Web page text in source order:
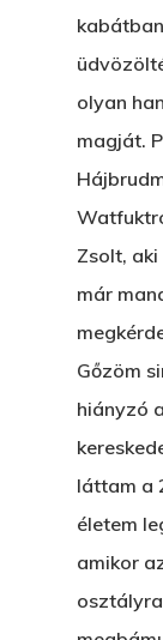
olyan
magját.
Zsolt,
már
Gőzöm
hiányzó
láttam a
életem
amikor